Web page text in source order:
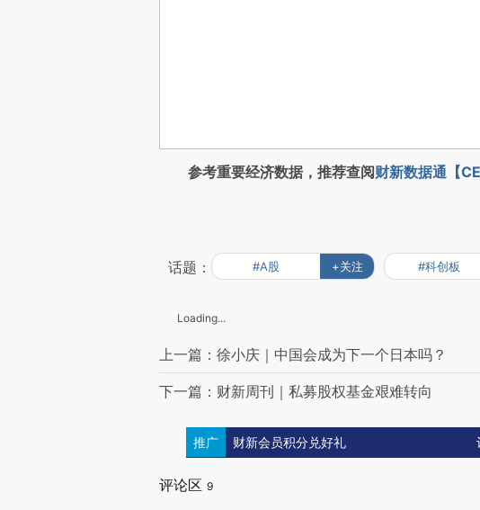
参考重要经济数据，推荐查阅财新数据通【
话题： #A股 +关注 #科创板
Loading...
上一篇：徐小庆｜中国会成为下一个日本吗？
下一篇：财新周刊｜私募股权基金艰难转向
推广 财新会员积分兑好礼
评论区 9